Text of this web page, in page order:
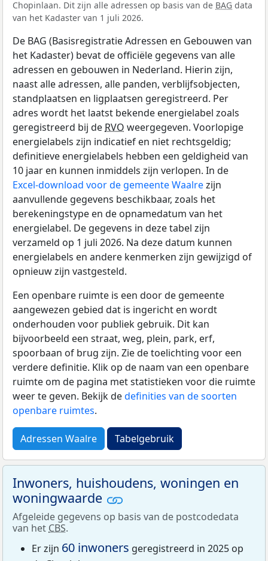
Chopinlaan. Dit zijn alle adressen op basis van de BAG data
van het Kadaster van 1 juli 2026.
De BAG (Basisregistratie Adressen en Gebouwen van
het Kadaster) bevat de officiële gegevens van alle
adressen en gebouwen in Nederland. Hierin zijn,
naast alle adressen, alle panden, verblijfsobjecten,
standplaatsen en ligplaatsen geregistreerd. Per
adres wordt het laatst bekende energielabel zoals
geregistreerd bij de RVO weergegeven. Voorlopige
energielabels zijn indicatief en niet rechtsgeldig;
definitieve energielabels hebben een geldigheid van
10 jaar en kunnen inmiddels zijn verlopen. In de
Excel-download voor de gemeente Waalrezijn
aanvullende gegevens beschikbaar, zoals het
berekeningstype en de opnamedatum van het
energielabel. De gegevens in deze tabel zijn
verzameld op 1 juli 2026. Na deze datum kunnen
energielabels en andere kenmerken zijn gewijzigd of
opnieuw zijn vastgesteld.
Een openbare ruimte is een door de gemeente
aangewezen gebied dat is ingericht en wordt
onderhouden voor publiek gebruik. Dit kan
bijvoorbeeld een straat, weg, plein, park, erf,
spoorbaan of brug zijn. Zie de toelichting voor een
verdere definitie. Klik op de naam van een openbare
ruimte om de pagina met statistieken voor die ruimte
weer te geven. Bekijk dedefinities van de soorten
openbare ruimtes.
Adressen Waalre Tabelgebruik
Inwoners, huishoudens, woningen en
woningwaarde
Afgeleide gegevens op basis van de postcodedata
van het CBS.
Er zijn 60 inwoners geregistreerd in 2025 op